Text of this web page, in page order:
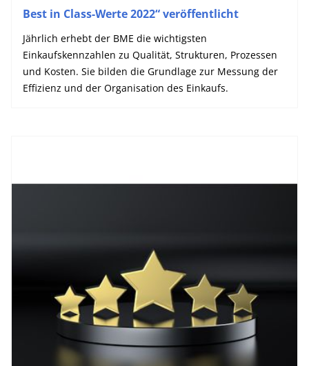
Best in Class-Werte 2022“ veröffentlicht
Jährlich erhebt der BME die wichtigsten
Einkaufskennzahlen zu Qualität, Strukturen, Prozessen
und Kosten. Sie bilden die Grundlage zur Messung der
Effizienz und der Organisation des Einkaufs.